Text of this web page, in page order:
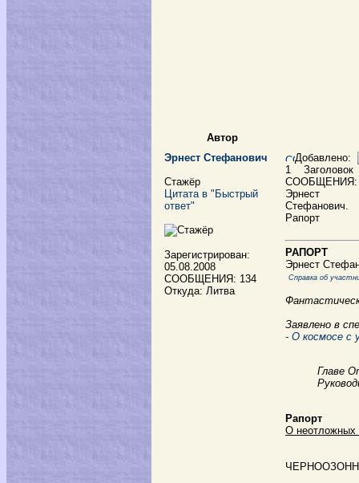
Автор
Эрнест Стефанович
Стажёр
Цитата в "Быстрый
ответ"
Зарегистрирован:
05.08.2008
СООБЩЕНИЯ: 134
Откуда: Литва
Добавлено:
1
Заголовок
СООБЩЕНИЯ:
Эрнест
Стефанович.
Рапорт
РАПОРТ
Эрнест
Справка об
Заявлено в
- О космосе с
Главе
Рапорт
О неотложных